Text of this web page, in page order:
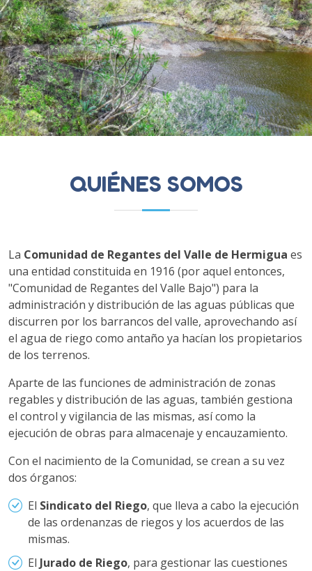
QUIÉNES SOMOS
La Comunidad de Regantes del Valle de Hermigua es
una entidad constituida en 1916 (por aquel entonces,
"Comunidad de Regantes del Valle Bajo") para la
administración y distribución de las aguas públicas que
discurren por los barrancos del valle, aprovechando así
el agua de riego como antaño ya hacían los propietarios
de los terrenos.
Aparte de las funciones de administración de zonas
regables y distribución de las aguas, también gestiona
el control y vigilancia de las mismas, así como la
ejecución de obras para almacenaje y encauzamiento.
Con el nacimiento de la Comunidad, se crean a su vez
dos órganos:
El Sindicato del Riego, que lleva a cabo la ejecución
de las ordenanzas de riegos y los acuerdos de las
mismas.
El Jurado de Riego, para gestionar las cuestiones